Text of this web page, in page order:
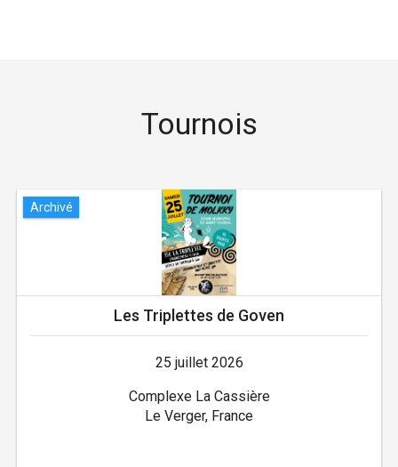
Tournois
Archivé
Les Triplettes de Goven
25 juillet 2026
Complexe La Cassière
Le Verger, France